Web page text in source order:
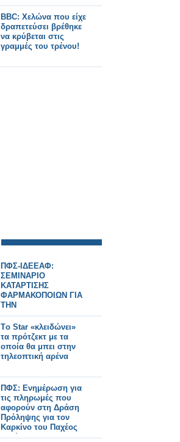
BBC: Χελώνα που είχε
δραπετεύσει βρέθηκε
να κρύβεται στις
γραμμές του τρένου!
ΠΦΣ-ΙΔΕΕΑΦ:
ΣΕΜΙΝΑΡΙΟ
ΚΑΤΑΡΤΙΣΗΣ
ΦΑΡΜΑΚΟΠΟΙΩΝ ΓΙΑ
ΤΗΝ
ΕΝΔΟΟΙΚΟΓΕΝΕΙΑΚΗ
ΒΙΑ
Tο Star «κλειδώνει»
τα πρότζεκτ με τα
οποία θα μπει στην
τηλεοπτική αρένα
ΠΦΣ: Ενημέρωση για
τις πληρωμές που
αφορούν στη Δράση
Πρόληψης για τον
Καρκίνο του Παχέος
Εντέρου